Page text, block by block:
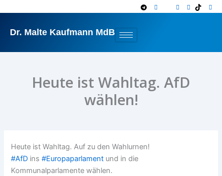
springen
Dr. Malte Kaufmann MdB
Heute ist Wahltag. AfD
wählen!
Heute ist Wahltag. Auf zu den Wahlurnen!
#AfD ins#Europaparlament und in die
Kommunalparlamente wählen.